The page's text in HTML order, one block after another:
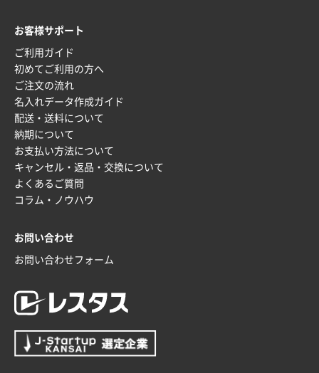
印刷範囲が広かったから、取扱商品
新潟県R社様
ワンポイントポリ袋 A4サイズ
2026年01月16日 10:53
納期が比較的短く、ロット数が豊富に選べて価格が安
かったため
山口県P社様
【トートバッグ・エコバッグ】特別ご注文ページ
③1枚
希望の商品の取り扱いがあったので
200枚
いつもきちんとしてる。
お客様サポート
ご利用ガイド
初めてご利用の方へ
ご注文の流れ
名入れデータ作成ガイド
配送・送料について
納期について
お支払い方法について
キャンセル・返品・交換について
よくあるご質問
コラム・ノウハウ
お問い合わせ
お問い合わせフォーム